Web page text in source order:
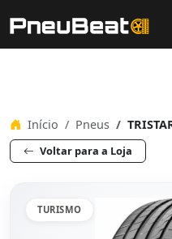
Início Pneus
Voltar para a Loja
TURISMO